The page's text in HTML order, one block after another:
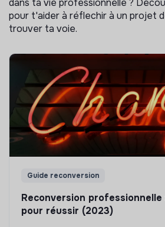
dans ta vie professionnelle ?
pour t'aider à réflechir à un projet
trouver ta voie.
Guide reconversion
Reconversion
pour réussir (2023)